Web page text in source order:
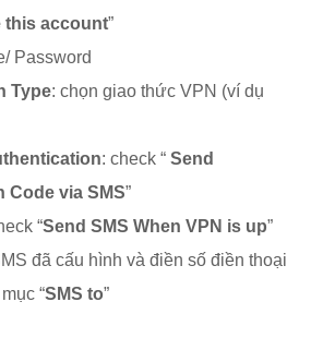
this account”
Password
Type: chọn giao thức VPN (ví dụ
: check “ Send
Code via SMS”
“Send SMS When VPN is up”
đã cấu hình và điền số điền thoại
“SMS to”